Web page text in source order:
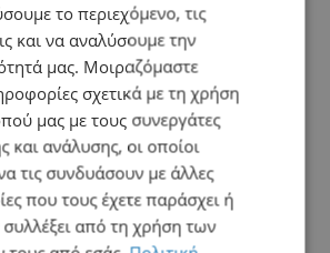
με..το περιεχόμενο, τις
και να αναλύσουμε την
μας. Μοιραζόμαστε
σχετικά με τη χρήση
μας με τους συνεργάτες
και ανάλυσης, οι οποίοι
τις συνδυάσουν με άλλες
που τους έχετε παράσχει ή
από τη χρήση των